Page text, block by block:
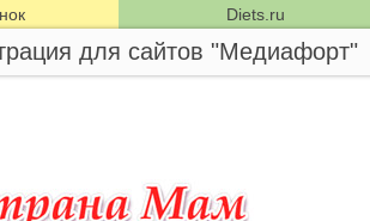
Diets.ru
для сайтов "Медиафорт"